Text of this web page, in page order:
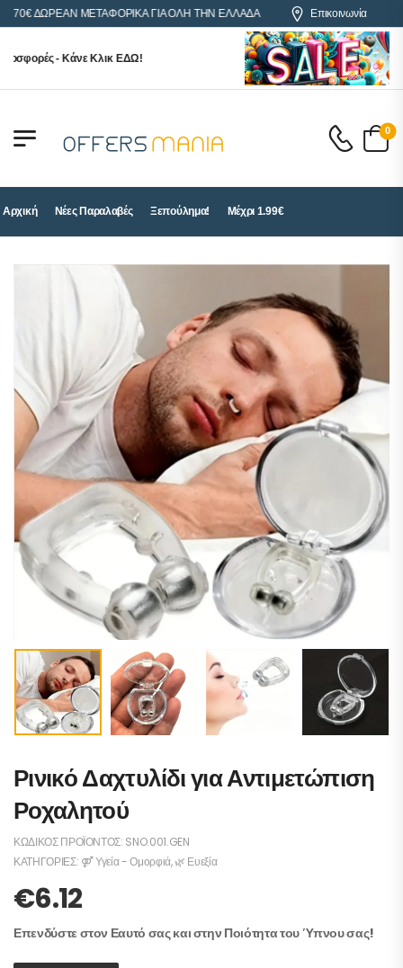
ΜΕΤΑΦΟΡΙΚΑ ΓΙΑ ΟΛΗ ΤΗΝ ΕΛΛΑΔΑ Επικοινωνία
- Κάνε Κλικ ΕΔΩ!
0
Αρχική Νέες Παραλαβές Ξεπούλημα! Μέχρι 1.99€
Ρινικό Δαχτυλίδι για Αντιμετώπιση
Ροχαλητού
ΚΩΔΙΚΌΣ ΠΡΟΪΌΝΤΟΣ: SNO.001.GEN
ΚΑΤΗΓΟΡΊΕΣ: ⚤ Υγεία - Ομορφιά,🌿 Ευεξία
€6.12
Επενδύστε στον Εαυτό σας και στην Ποιότητα του Ύπνου σας!